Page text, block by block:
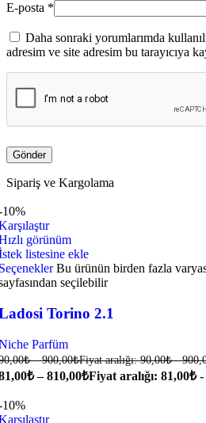
E-posta *
Daha sonraki yorumlarımda
adresim ve site adresim bu tarayıcıya
Sipariş ve Kargolama
10%
görünüm
listesine ekle
Bu ürünün birden fazla
seçilebilir
Torino 2.1
Parfüm
₺ –900,00₺Fiyat aralığı: 90,00₺ -
₺ –810,00₺Fiyat aralığı: 81,00₺
10%